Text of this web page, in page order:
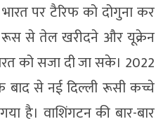
पर टैरिफ को दोगुना कर
रूस से तेल खरीदने और यूक्रेन
को सजा दी जा सके। 2022
से नई दिल्ली रूसी कच्चे
है। वाशिंगटन की बार-बार